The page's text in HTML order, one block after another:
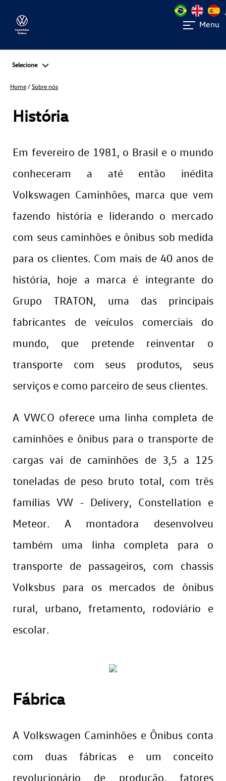
Menu
Selecione
Home / Sobre nós
História
Em fevereiro de 1981, o Brasil e o mundo
conheceram a até então inédita
Volkswagen Caminhões, marca que vem
fazendo história e liderando o mercado
com seus caminhões e ônibus sob medida
para os clientes. Com mais de 40 anos de
história, hoje a marca é integrante do
Grupo TRATON, uma das principais
fabricantes de veículos comerciais do
mundo, que pretende reinventar o
transporte com seus produtos, seus
serviços e como parceiro de seus clientes.
A VWCO oferece uma linha completa de
caminhões e ônibus para o transporte de
cargas vai de caminhões de 3,5 a 125
toneladas de peso bruto total, com três
famílias VW - Delivery, Constellation e
Meteor. A montadora desenvolveu
também uma linha completa para o
transporte de passageiros, com chassis
Volksbus para os mercados de ônibus
rural, urbano, fretamento, rodoviário e
escolar.
Fábrica
A Volkswagen Caminhões e Ônibus conta
com duas fábricas e um conceito
revolucionário de produção, fatores